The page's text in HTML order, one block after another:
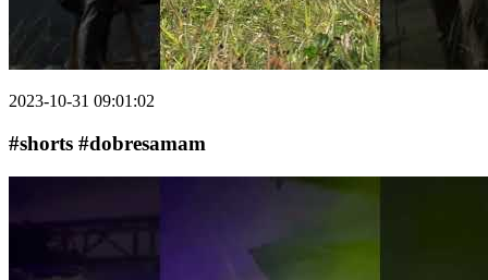
2023-10-31 09:01:02
#shorts #dobresamam